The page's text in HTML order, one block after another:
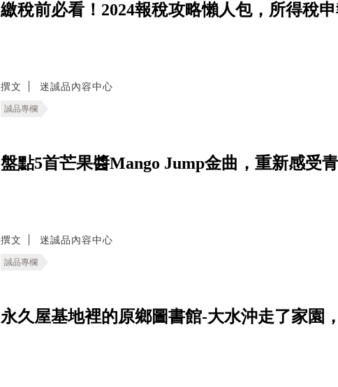
繳稅前必看！2024報稅攻略懶人包，所得稅
撰文 迷誠品內容中心
誠品專欄
盤點5首芒果醬Mango Jump金曲，重新感受
撰文 迷誠品內容中心
誠品專欄
永久屋基地裡的原鄉圖書館-大水沖走了家園